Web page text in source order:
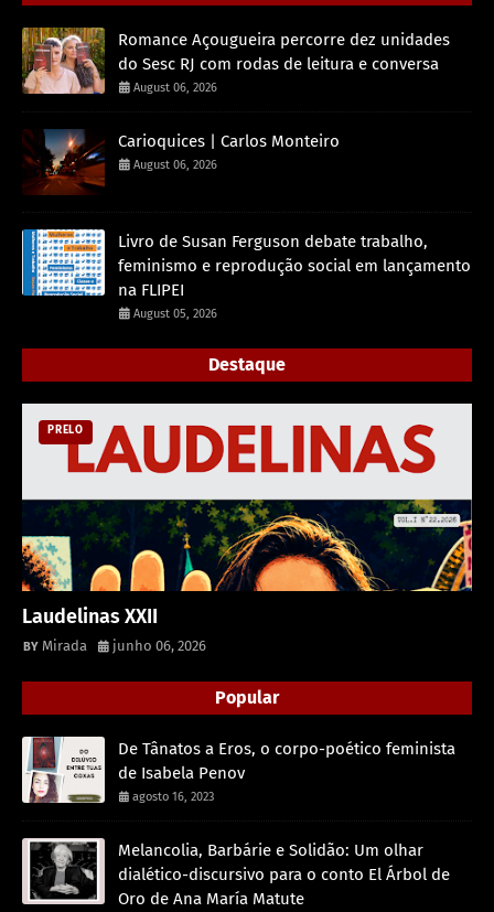
Romance Açougueira percorre dez unidades
do Sesc RJ com rodas de leitura e conversa
August 06, 2026
Carioquices | Carlos Monteiro
August 06, 2026
Livro de Susan Ferguson debate trabalho,
feminismo e reprodução social em lançamento
na FLIPEI
August 05, 2026
Destaque
PRELO
Laudelinas XXII
Mirada junho 06, 2026
Popular
De Tânatos a Eros, o corpo-poético feminista
de Isabela Penov
agosto 16, 2023
Melancolia, Barbárie e Solidão: Um olhar
dialético-discursivo para o conto El Árbol de
Oro de Ana María Matute